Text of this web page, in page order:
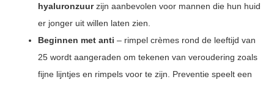
hyaluronzuurzijn aanbevolen voor mannen die hun huid
er jonger uit willen laten zien.
Beginnen met anti – rimpel crèmes rond de leeftijd van
25 wordt aangeraden om tekenen van veroudering zoals
fijne lijntjes en rimpels voor te zijn. Preventie speelt een